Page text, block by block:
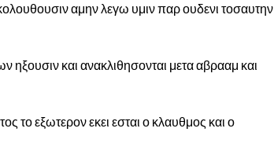
αμην λεγω υμιν παρ ουδενι τοσαυτην
ηξουσιν και ανακλιθησονται μετα αβρααμ και
το εξωτερον εκει εσται ο κλαυθμος και ο